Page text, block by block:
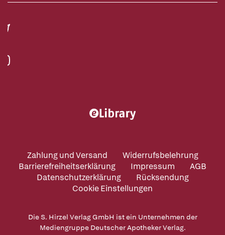
Zahlung und Versand
Widerrufsbelehrung
Barrierefreiheitserklärung
Impressum
AGB
Datenschutzerklärung
Rücksendung
Cookie Einstellungen
Die S. Hirzel Verlag GmbH ist ein Unternehmen der
Mediengruppe Deutscher Apotheker Verlag.